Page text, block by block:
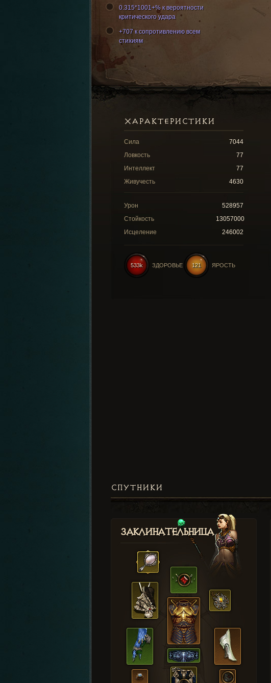
0.315*1001+% к вероятности
критического удара
+707 к сопротивлению всем
стихиям
ХАРАКТЕРИСТИКИ
Сила
7044
Ловкость
77
Интеллект
77
Живучесть
4630
Урон
528957
Стойкость
13057000
Исцеление
246002
121 ЯРОСТЬ
533k ЗДОРОВЬЕ
СПУТНИКИ
Заклинательница